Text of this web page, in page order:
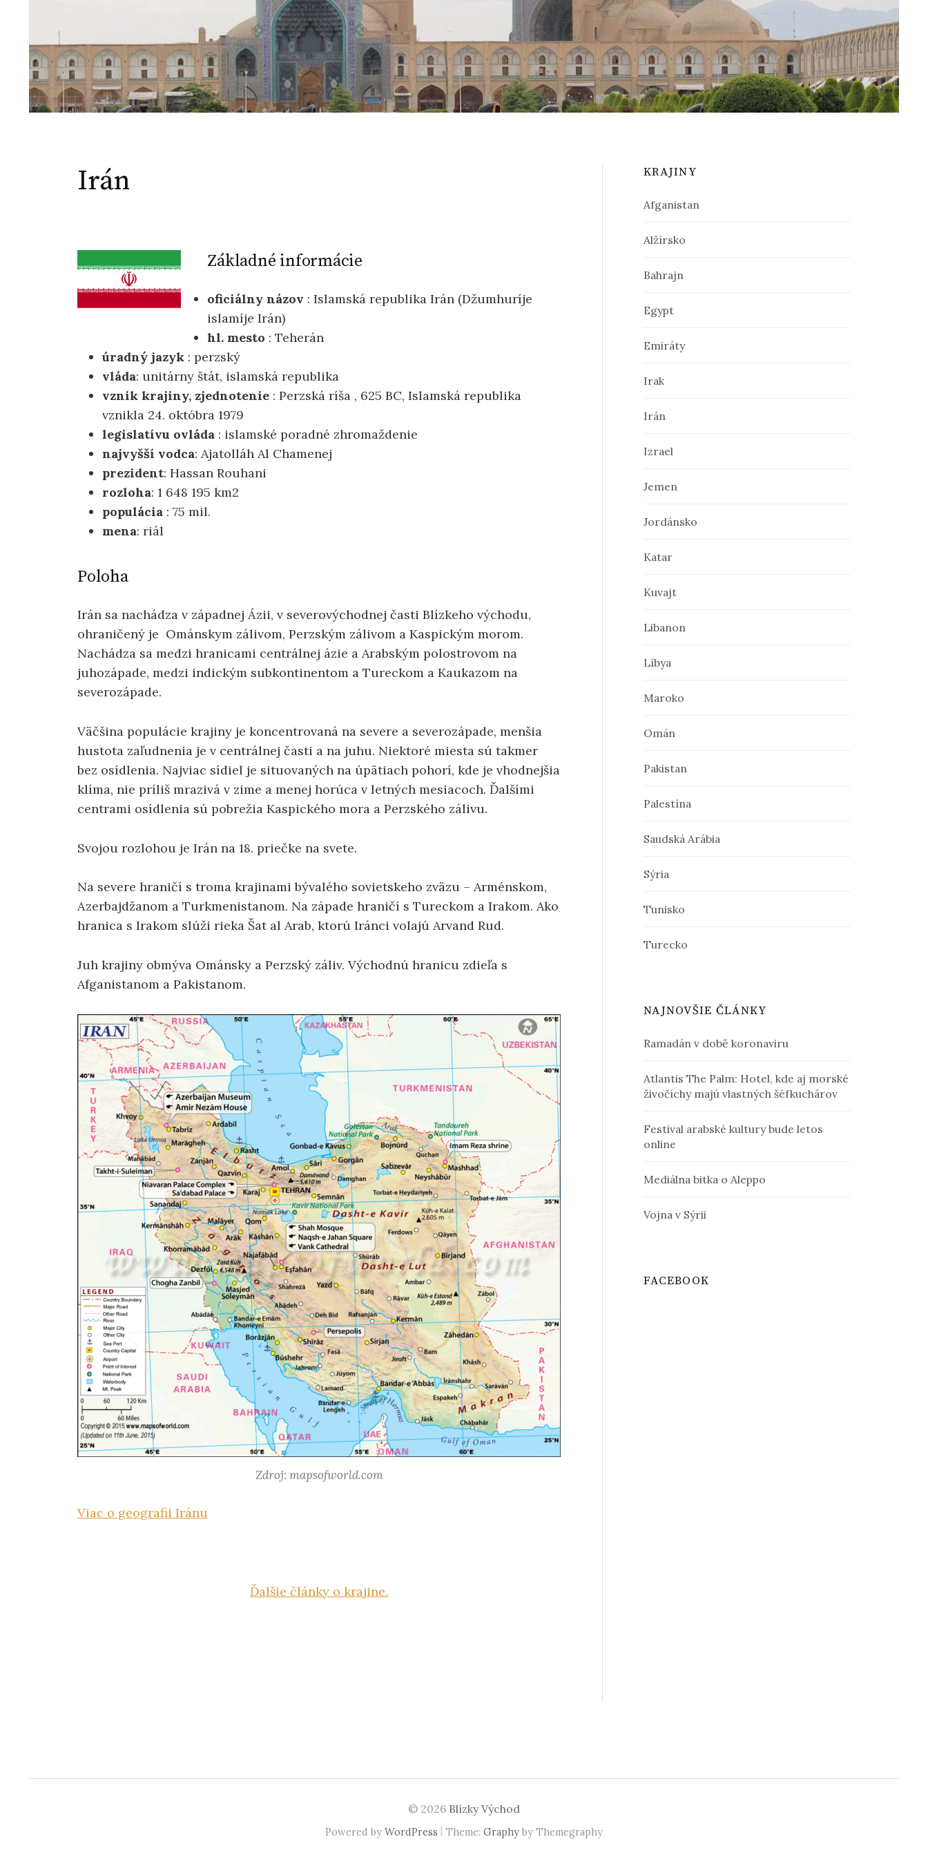
ť
:
Irán
Základné informácie
oficiálny názov : Islamská republika Irán (Džumhuríje
islamíje Irán)
hl. mesto : Teherán
úradný jazyk : perzský
vláda: unitárny štát, islamská republika
vznik krajiny, zjednotenie : Perzská ríša , 625 BC, Islamská republika
vznikla 24. októbra 1979
legislatívu ovláda : islamské poradné zhromaždenie
najvyšší vodca: Ajatolláh Al Chamenej
prezident: Hassan Rouhani
rozloha: 1 648 195 km2
populácia : 75 mil.
mena: riál
Poloha
Irán sa nachádza v západnej Ázii, v severovýchodnej časti Blízkeho východu,
ohraničený je Ománskym zálivom, Perzským zálivom a Kaspickým morom.
Nachádza sa medzi hranicami centrálnej ázie a Arabským polostrovom na
juhozápade, medzi indickým subkontinentom a Tureckom a Kaukazom na
severozápade.
Väčšina populácie krajiny je koncentrovaná na severe a severozápade, menšia
hustota zaľudnenia je v centrálnej časti a na juhu. Niektoré miesta sú takmer
bez osídlenia. Najviac sídiel je situovaných na úpätiach pohorí, kde je vhodnejšia
klíma, nie príliš mrazivá v zime a menej horúca v letných mesiacoch. Ďalšími
centrami osídlenia sú pobrežia Kaspického mora a Perzského zálivu.
Svojou rozlohou je Irán na 18. priečke na svete.
Na severe hraničí s troma krajinami bývalého sovietskeho zväzu – Arménskom,
Azerbajdžanom a Turkmenistanom. Na západe hraničí s Tureckom a Irakom. Ako
hranica s Irakom slúži rieka Šat al Arab, ktorú Iránci volajú Arvand Rud.
Juh krajiny obmýva Ománsky a Perzský záliv. Východnú hranicu zdieľa s
Afganistanom a Pakistanom.
Zdroj: mapsofworld.com
Viac o geografii Iránu
Ďalšie články o krajine.
KRAJINY
Afganistan
Alžírsko
Bahrajn
Egypt
Emiráty
Irak
Irán
Izrael
Jemen
Jordánsko
Katar
Kuvajt
Libanon
Líbya
Maroko
Omán
Pakistan
Palestína
Saudská Arábia
Sýria
Tunisko
Turecko
NAJNOVŠIE ČLÁNKY
Ramadán v době koronaviru
Atlantis The Palm: Hotel, kde aj morské
živočíchy majú vlastných šéfkuchárov
Festival arabské kultury bude letos
online
Mediálna bitka o Aleppo
Vojna v Sýrii
FACEBOOK
© 2026 Blízky Východ
Powered by WordPress | Theme: Graphy by Themegraphy